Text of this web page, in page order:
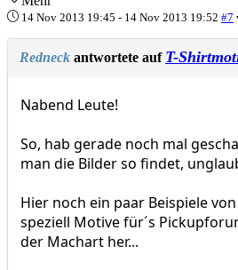
14 Nov 2013 19:45 - 14 Nov 2013 19:52 #7
Redneck antwortete auf T-
Nabend Leute!
So, hab gerade noch mal
man die Bilder so findet,
Hier noch ein paar Beispiele
speziell Motive für´s
der Machart her...